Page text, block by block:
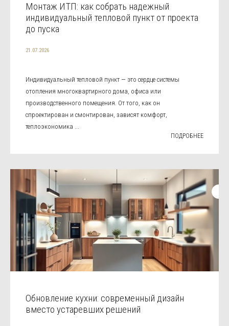
Монтаж ИТП: как собрать надежный
индивидуальный тепловой пункт от проекта
до пуска
21.07.2026
Индивидуальный тепловой пункт — это сердце системы
отопления многоквартирного дома, офиса или
производственного помещения. От того, как он
спроектирован и смонтирован, зависят комфорт,
теплоэкономика ...
ПОДРОБНЕЕ
Обновление кухни: современный дизайн
вместо устаревших решений